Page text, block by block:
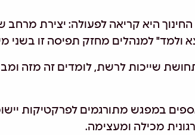
היא קריאה לפעולה: יצירת מרחב
ולמד" למנהלים מחזק תפיסה זו בשני
שייכות לרשת, לומדים זה מזה
במפגש מתורגמים לפרקטיקות
מכילה ומעצימה.